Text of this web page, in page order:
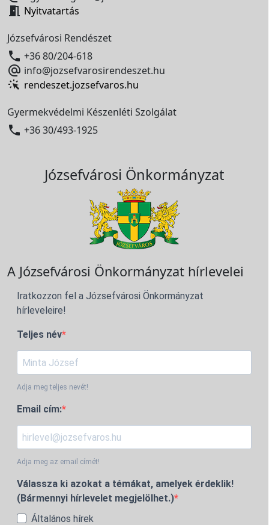
 Nyitvatartás
Józsefvárosi Rendészet
 +36 80/204-618
 info@jozsefvarosirendeszet.hu
rendeszet.jozsefvaros.hu
Gyermekvédelmi Készenléti Szolgálat
 +36 30/493-1925
Józsefvárosi Önkormányzat
A Józsefvárosi Önkormányzat hírlevelei
Iratkozzon fel a Józsefvárosi Önkormányzat
hírleveleire!
Teljes név
Adja meg teljes nevét!
Email cím:
Adja meg az email címét!
Válassza ki azokat a témákat, amelyek érdeklik!
(Bármennyi hírlevelet megjelölhet.)
Általános hírek